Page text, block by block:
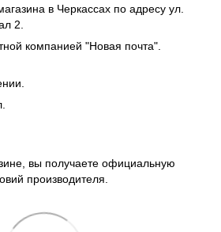
в Черкассах по адресу ул.
2.
компанией "Новая почта".
вы получаете официальную
производителя.